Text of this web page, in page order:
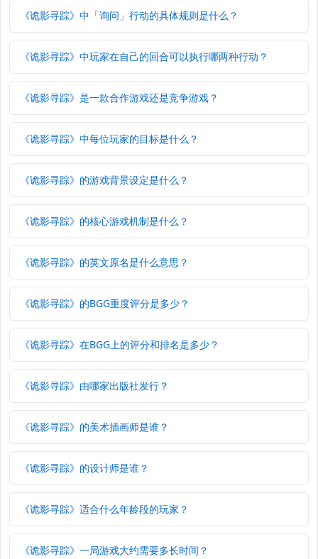
《诡影寻踪》中「询问」行动的具体规则是什么？
《诡影寻踪》中玩家在自己的回合可以执行哪两种行动？
《诡影寻踪》是一款合作游戏还是竞争游戏？
《诡影寻踪》中每位玩家的目标是什么？
《诡影寻踪》的游戏背景设定是什么？
《诡影寻踪》的核心游戏机制是什么？
《诡影寻踪》的英文原名是什么意思？
《诡影寻踪》的BGG重度评分是多少？
《诡影寻踪》在BGG上的评分和排名是多少？
《诡影寻踪》由哪家出版社发行？
《诡影寻踪》的美术插画师是谁？
《诡影寻踪》的设计师是谁？
《诡影寻踪》适合什么年龄段的玩家？
《诡影寻踪》一局游戏大约需要多长时间？